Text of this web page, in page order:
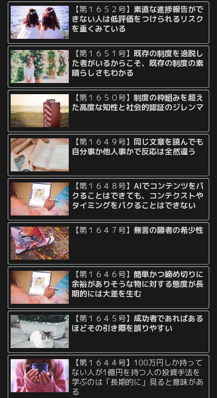
【第１６５２号】素直な進捗報告がで
きない人は低評価をつけられるリスク
を重くみている
【第１６５１号】既存の制度を逸脱し
た者がいるからこそ、既存の制度の素
晴らしさもわかる
【第１６５０号】制度の枠組みを超え
た高度な知性と社会的認証のジレンマ
【第１６４９号】 同じ文章を読んでも
自分事か他人事かで反応は全然違う
【第１６４８号】AIでコンテンツをパ
クることはできても、コンテクストや
タイミングをパクることはできない
【第１６４７号】 無言の勝者の希少性
【第１６４６号】簡単かつ締め切りに
余裕がありそうな物に対する態度が長
期的には大差を生む
【第１６４５号】成功者であればある
ほどその引き際を誤りやすい
【第１６４４号】100万円しか持って
ない人が1億円を持つ人の投資手法を
学ぶのは「長期的に」見ると意味があ
る